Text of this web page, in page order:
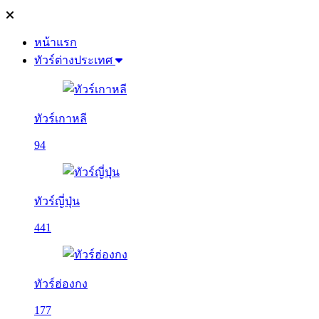
หน้าแรก
ทัวร์ต่างประเทศ
ทัวร์เกาหลี
94
ทัวร์ญี่ปุ่น
441
ทัวร์ฮ่องกง
177